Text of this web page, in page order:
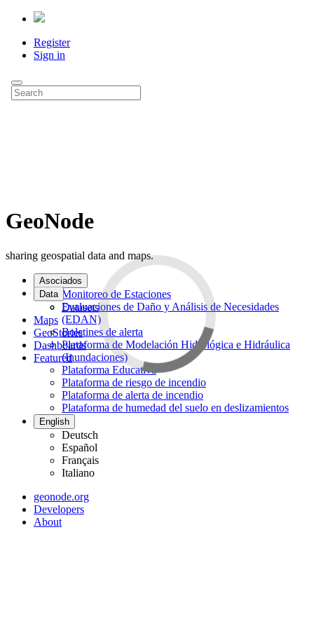
Register
Sign in
GeoNode
sharing geospatial data and maps.
Data
Datasets
Maps
GeoStories
Dashboards
Featured
Asociados
Monitoreo de Estaciones
Evaluaciones de Daño y Análisis de Necesidades
(EDAN)
Boletines de alerta
Plataforma de Modelación Hidrológica e Hidráulica
(Inundaciones)
Plataforma Educativa
Plataforma de riesgo de incendio
Plataforma de alerta de incendio
Plataforma de humedad del suelo en deslizamientos
English
Deutsch
Español
Français
Italiano
geonode.org
Developers
About